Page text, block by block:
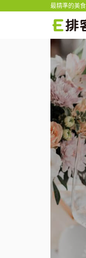
最精準的美